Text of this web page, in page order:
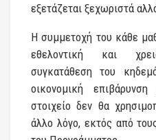
εξετάζεται ξεχωριστά
Η συμμετοχή του κάθε
εθελοντική και
συγκατάθεση του
οικονομική
στοιχείο δεν θα
άλλο λόγο, εκτός από